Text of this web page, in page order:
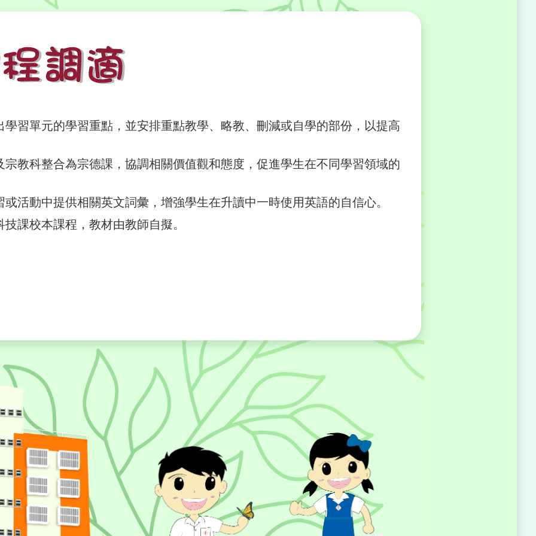
學習單元的學習重點，並安排重點教學、略教、刪減或自學的部份，以提高
宗教科整合為宗德課，協調相關價值觀和態度，促進學生在不同學習領域的
活動中提供相關英文詞彙，增強學生在升讀中一時使用英語的自信心。
課校本課程，教材由教師自擬。